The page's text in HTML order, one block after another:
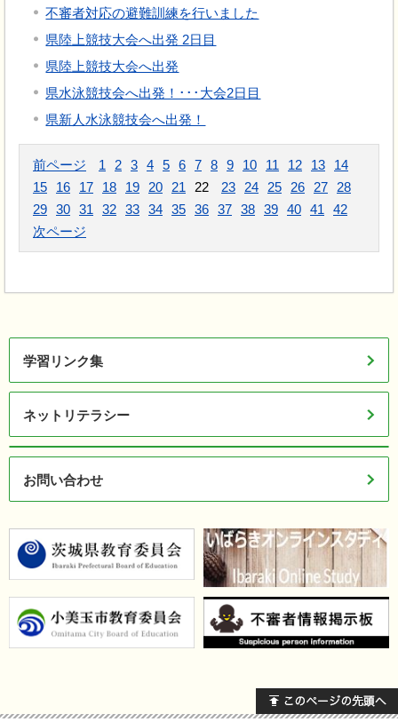
不審者対応の避難訓練を行いました
県陸上競技大会へ出発 2日目
県陸上競技大会へ出発
県水泳競技会へ出発！･･･大会2日目
県新人水泳競技会へ出発！
前ページ 1 2 3 4 5 6 7 8 9 10 11 12 13
14
15
16 17 18 19 20 21 22 23 24 25 26 27
28
29 30 31 32 33 34 35 36 37 38 39 40 41
42
次ページ
学習リンク集
ネットリテラシー
お問い合わせ